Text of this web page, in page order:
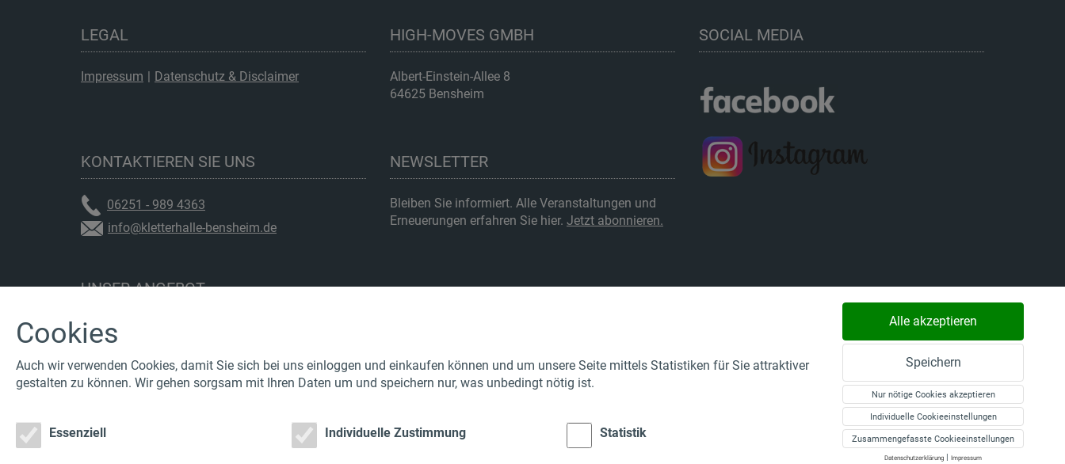
LEGAL
Impressum | Datenschutz & Disclaimer
KONTAKTIEREN SIE UNS
06251 - 989 4363
info@kletterhalle-bensheim.de
HIGH-MOVES GMBH
Albert-Einstein-Allee 8
64625 Bensheim
NEWSLETTER
Bleiben Sie informiert. Alle Veranstaltungen und
Erneuerungen erfahren Sie hier. Jetzt abonnieren.
SOCIAL MEDIA
UNSER ANGEBOT
Team | Event
Impressionen | Rundgang
Kurse | Schulungen
Schulen | Vereine
Anfahrt
Gutscheine
Newsletter
Cookies
Auch wir verwenden Cookies, damit Sie sich bei uns einloggen und einkaufen können und um unsere Seite mittels Statistiken für Sie attraktiver
gestalten zu können. Wir gehen sorgsam mit Ihren Daten um und speichern nur, was unbedingt nötig ist.
Alle akzeptieren
Speichern
Nur nötige Cookies akzeptieren
Individuelle Cookieeinstellungen
Zusammengefasste Cookieeinstellungen
Datenschutzerklärung |Impressum
Essenziell Individuelle Zustimmung Statistik